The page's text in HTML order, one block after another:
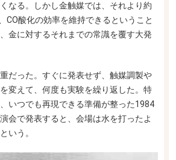
なる。しかし金触媒では、それより約
CO酸化の効率を維持できるということ
金に対するそれまでの常識を覆す大発
だった。すぐに発表せず、触媒調製や
変えて、何度も実験を繰り返した。特
いつでも再現できる準備が整った1984
会で発表すると、会場は水を打ったよ
いう。